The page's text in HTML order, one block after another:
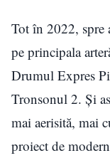
Tot în 2022, spre
pe principala
Drumul Expres
Tronsonul 2. Și
mai aerisită, mai
proiect de